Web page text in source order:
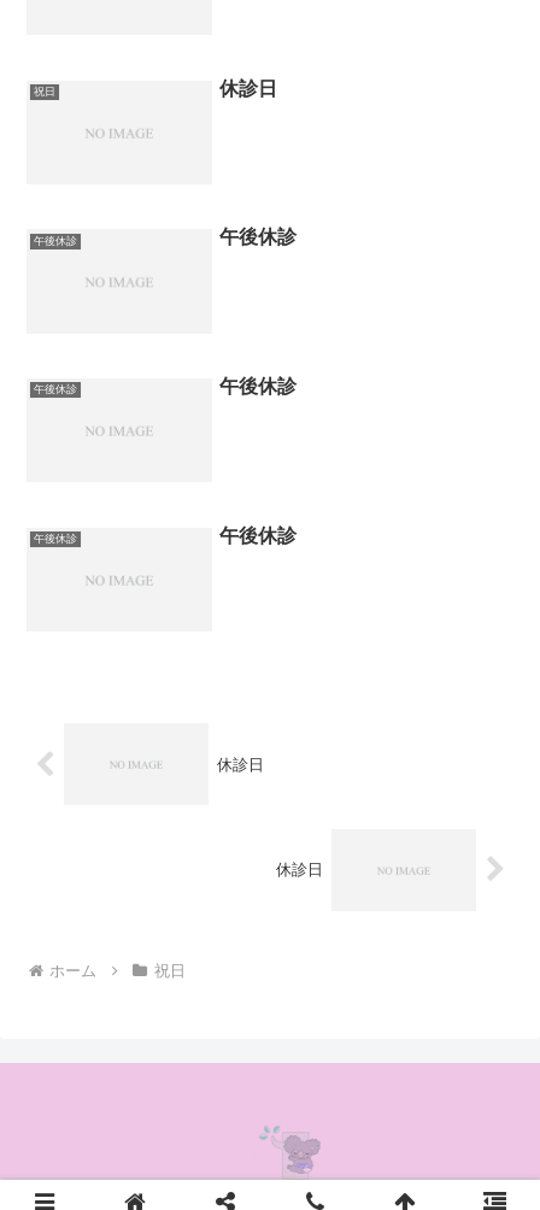
祝日 休診日
午後休診 午後休診
午後休診 午後休診
午後休診 午後休診
休診日
休診日
ホーム 祝日
© 2020 かんの耳鼻咽喉科クリニック.